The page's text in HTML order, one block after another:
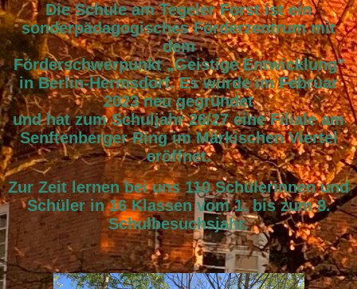
Die Schule am Tegeler Forst ist ein
sonderpädagogisches Förderzentrum mit
dem
Förderschwerpunkt „Geistige Entwicklung"
in Berlin-Hermsdorf. Es wurde im Februar
2023 neu gegründet
und hat zum Schuljahr 26/27 eine Filiale am
Senftenberger Ring im Märkischen Viertel
eröffnet.
Zur Zeit lernen bei uns 110 Schülerinnen und
Schüler in 16 Klassen vom 1. bis zum 8.
Schulbesuchsjahr.